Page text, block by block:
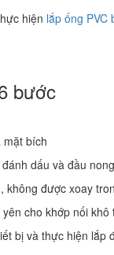
hiện lắp ống PVC
bước
mặt bích
dấu và đầu
được xoay
cho khớp nối
bị và thực hiện lắp